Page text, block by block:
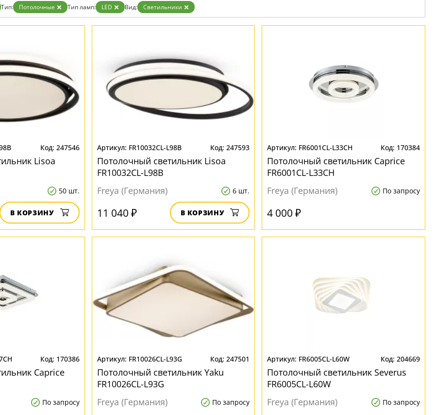
Прозрачные
Хром
Черные
Тип: Потолочные Тип ламп: LED Вид: Светильники
247546
Lisoa
50 шт.
В КОРЗИНУ
FR10032CL-L98B 247593
Потолочный светильник Lisoa
FR10032CL-L98B
Freya (Германия)
6 шт.
11 040 ₽ В КОРЗИНУ
FR6001CL-L33CH 170384
Потолочный светильник Сaprice
FR6001CL-L33CH
Freya (Германия)
По запросу
4 000 ₽
170386
Сaprice
По запросу
FR10026CL-L93G 247501
Потолочный светильник Yaku
FR10026CL-L93G
Freya (Германия)
По запросу
FR6005CL-L60W 204669
Потолочный светильник Severus
FR6005CL-L60W
Freya (Германия)
По запросу